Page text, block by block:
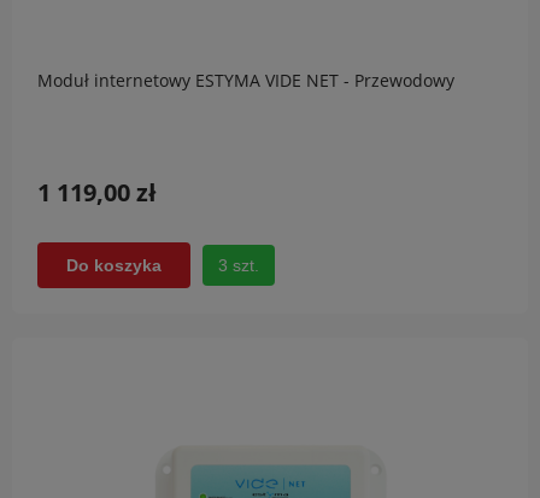
Moduł internetowy ESTYMA VIDE NET - Przewodowy
1 119,00 zł
Do koszyka 3 szt.